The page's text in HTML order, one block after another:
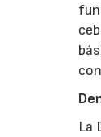
La